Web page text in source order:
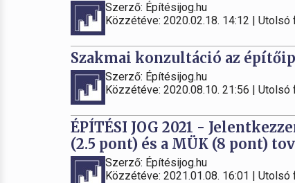
Szerző: Építésijog.hu
Közzétéve: 2020.02.18. 14:12 |
Szakmai konzultáció az
Szerző: Építésijog.hu
Közzétéve: 2020.08.10. 21:56 |
ÉPÍTÉSI JOG 2021 -
(2.5 pont) és a MÜK (8 pont)
Szerző: Építésijog.hu
Közzétéve: 2021.01.08. 16:01 |